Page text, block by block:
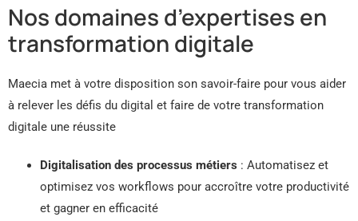
Nos domaines d’expertises en
transformation digitale
Maecia met à votre disposition son savoir-faire pour vous aider
à relever les défis du digital et faire de votre transformation
digitale une réussite
Digitalisation des processus métiers : Automatisez et
optimisez vos workflows pour accroître votre productivité
et gagner en efficacité